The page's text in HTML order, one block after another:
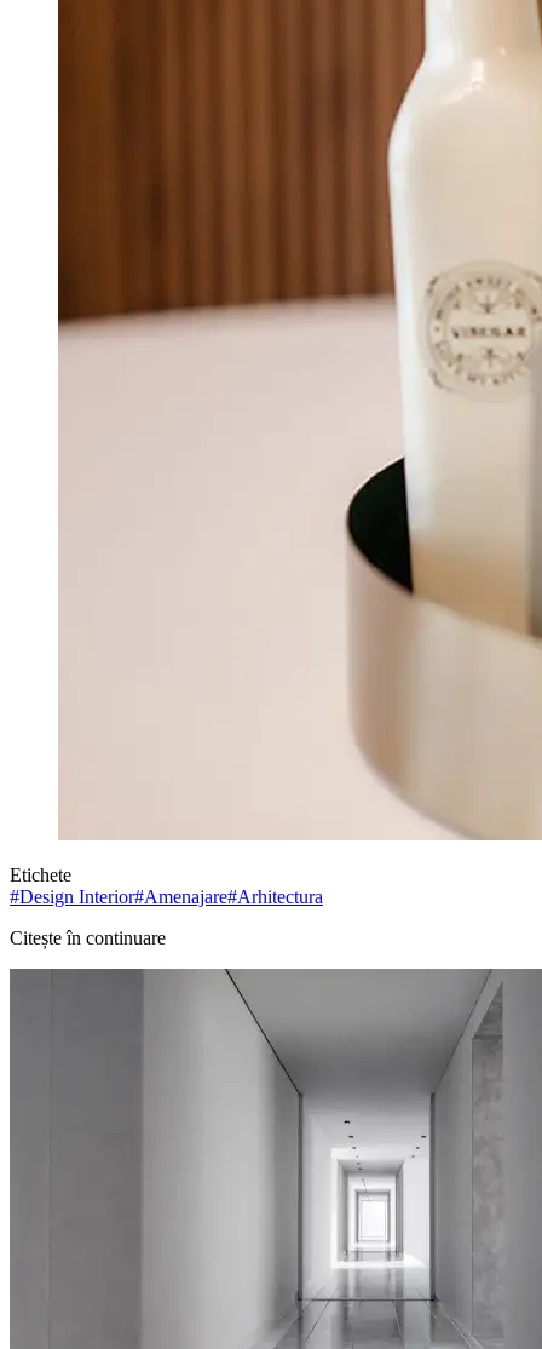
Etichete
#Design Interior#Amenajare#Arhitectura
Citește în continuare